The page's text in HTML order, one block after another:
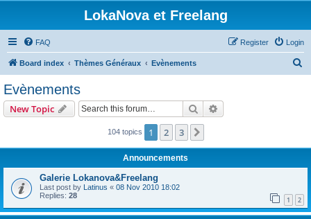
LokaNova et Freelang
FAQ Login
Register
Board index Thèmes Généraux Evènements
Evènements
New Topic Search
104 topics 1 2 3
Announcements
Galerie Lokanova&Freelang
Last post by Latinus « 08 Nov 2010 18:02
Replies: 28 1 2